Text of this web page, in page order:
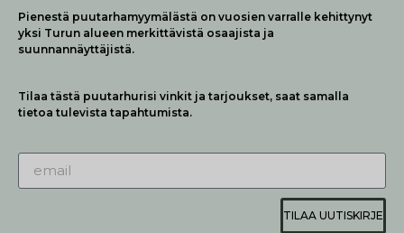
Pienestä puutarhamyymälästä on vuosien varralle kehittynyt
yksi Turun alueen merkittävistä osaajista ja
suunnannäyttäjistä.
Tilaa tästä puutarhurisi vinkit ja tarjoukset, saat samalla
tietoa tulevista tapahtumista.
TILAA UUTISKIRJE